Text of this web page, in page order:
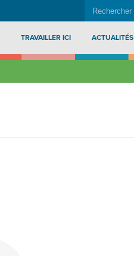
sur
TRAVAILLER ICI ACTUALITÉS